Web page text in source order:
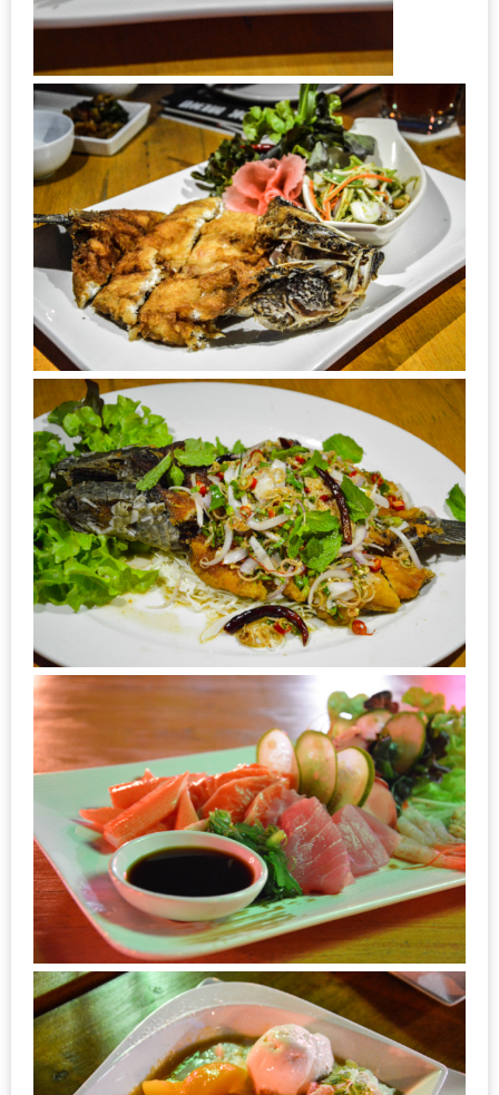
บัตร
รับ
ประทาน
บุฟเฟ่ต์
ฟรี
ที่
LE
CRYSTAL
เชียงใหม่
2
ท่าน
ลุ้น
รับ
GIFT
VOUCHER
รับ
ประทาน
มูลค่า
1,000
บาท
ฟรี
3
รางวัล
วัน
แม่
สุด
พิเศษ
โปร
โม
ชั่น